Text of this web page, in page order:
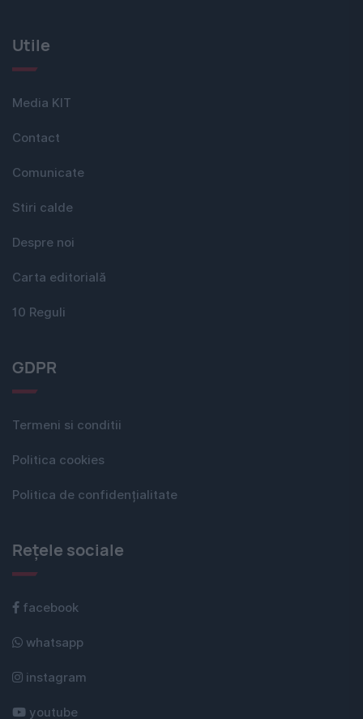
Utile
Media KIT
Contact
Comunicate
Stiri calde
Despre noi
Carta editorială
10 Reguli
GDPR
Termeni si conditii
Politica cookies
Politica de confidențialitate
Rețele sociale
facebook
whatsapp
instagram
youtube